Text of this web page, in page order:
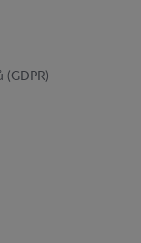
(GDPR)